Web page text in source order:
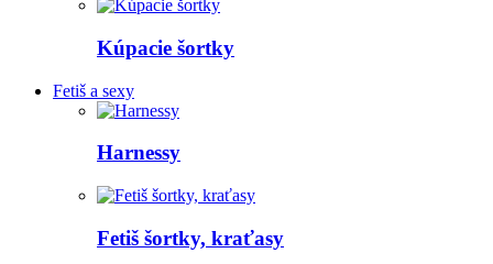
Kúpacie šortky
Fetiš a sexy
Harnessy
Fetiš šortky, kraťasy